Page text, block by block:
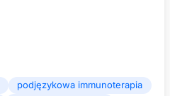
podjęzykowa immunoterapia